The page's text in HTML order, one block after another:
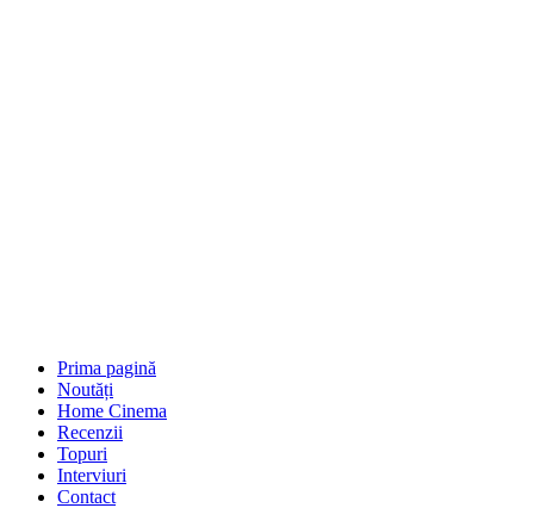
Prima pagină
Noutăți
Home Cinema
Recenzii
Topuri
Interviuri
Contact